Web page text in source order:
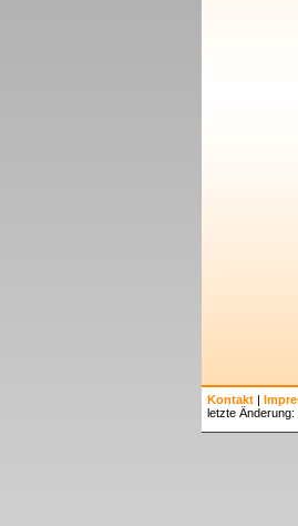
Kontakt |
letzte Änderung: